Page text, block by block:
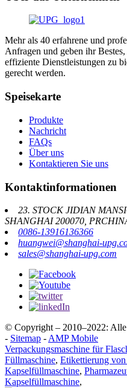
Mehr als 40 erfahrene und
Anfragen und geben ihr
effiziente Dienstleistungen zu
gerecht werden.
Speisekarte
Produkte
Nachricht
FAQs
Über uns
Kontaktieren Sie uns
Kontaktinformationen
23. STOCK JIDIAN
SHANGHAI 200070,
0086-13916136366
huangwei@shanghai-
sales@shanghai-upg.com
© Copyright – 2010–2022: Alle
- Sitemap - AMP Mobile
Verpackungsmaschine für
Füllmaschine, Etikettierung
Kapselfüllmaschine,
Kapselfüllmaschine,